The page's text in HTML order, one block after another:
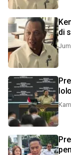
di